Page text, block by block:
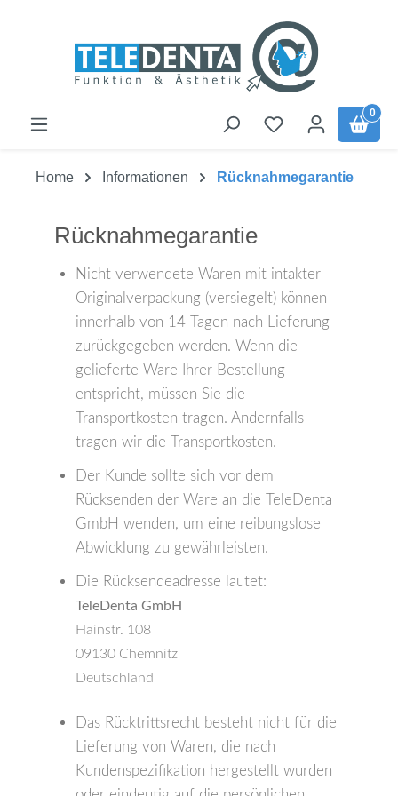
0
Home Informationen Rücknahmegarantie
Rücknahmegarantie
Nicht verwendete Waren mit intakter
Originalverpackung (versiegelt) können
innerhalb von 14 Tagen nach Lieferung
zurückgegeben werden. Wenn die
gelieferte Ware Ihrer Bestellung
entspricht, müssen Sie die
Transportkosten tragen. Andernfalls
tragen wir die Transportkosten.
Der Kunde sollte sich vor dem
Rücksenden der Ware an die TeleDenta
GmbH wenden, um eine reibungslose
Abwicklung zu gewährleisten.
Die Rücksendeadresse lautet:
TeleDenta GmbH
Hainstr. 108
09130 Chemnitz
Deutschland
Das Rücktrittsrecht besteht nicht für die
Lieferung von Waren, die nach
Kundenspezifikation hergestellt wurden